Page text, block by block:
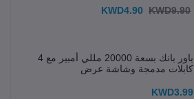
KWD4.90 KWD9.90
باور بانك بسعة 20000 مللي أمبير مع 4
كابلات مدمجة وشاشة عرض
KWD3.99